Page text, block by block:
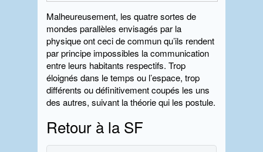
Malheureusement, les quatre sortes de
mondes parallèles envisagés par la
physique ont ceci de commun qu’ils rendent
par principe impossibles la communication
entre leurs habitants respectifs. Trop
éloignés dans le temps ou l’espace, trop
différents ou définitivement coupés les uns
des autres, suivant la théorie qui les postule.
Retour à la SF